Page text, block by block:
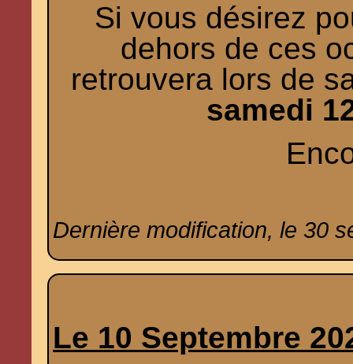
Si vous désirez
dehors de ces
retrouvera lors de
samedi
Dernière modification, le 30
Le 10 Septembre